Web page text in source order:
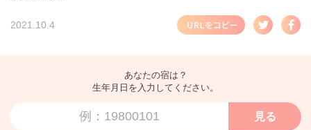
2021.10.4
あなたの宿は？
生年月日を入力してください。
見る